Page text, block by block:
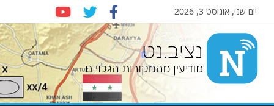
יום שני, אוגוסט 3, 2026
Nziv.net
מודיעין
מהמקורות